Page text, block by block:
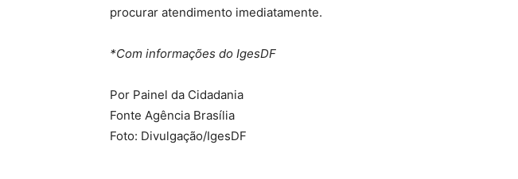
procurar atendimento imediatamente.
*Com informações do IgesDF
Por Painel da Cidadania
Fonte Agência Brasília
Foto: Divulgação/IgesDF